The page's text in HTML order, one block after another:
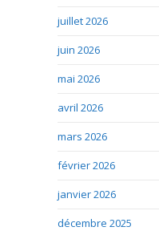
juillet 2026
juin 2026
mai 2026
avril 2026
mars 2026
février 2026
janvier 2026
décembre 2025